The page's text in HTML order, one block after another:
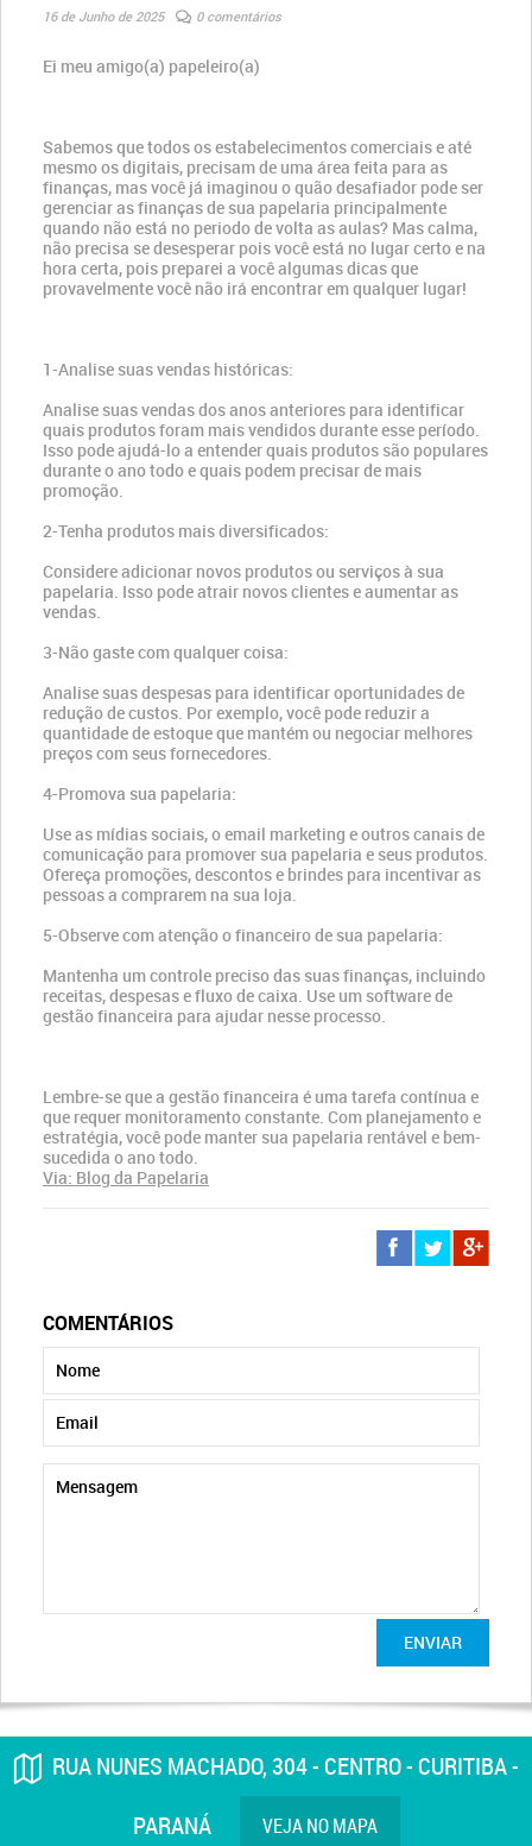
16 de Junho de 2025 0 comentários
Ei meu amigo(a) papeleiro(a)
Sabemos que todos os estabelecimentos comerciais e até
mesmo os digitais, precisam de uma área feita para as
finanças, mas você já imaginou o quão desafiador pode ser
gerenciar as finanças de sua papelaria principalmente
quando não está no periodo de volta as aulas? Mas calma,
não precisa se desesperar pois você está no lugar certo e na
hora certa, pois preparei a você algumas dicas que
provavelmente você não irá encontrar em qualquer lugar!
1-Analise suas vendas históricas:
Analise suas vendas dos anos anteriores para identificar
quais produtos foram mais vendidos durante esse período.
Isso pode ajudá-lo a entender quais produtos são populares
durante o ano todo e quais podem precisar de mais
promoção.
2-Tenha produtos mais diversificados:
Considere adicionar novos produtos ou serviços à sua
papelaria. Isso pode atrair novos clientes e aumentar as
vendas.
3-Não gaste com qualquer coisa:
Analise suas despesas para identificar oportunidades de
redução de custos. Por exemplo, você pode reduzir a
quantidade de estoque que mantém ou negociar melhores
preços com seus fornecedores.
4-Promova sua papelaria:
Use as mídias sociais, o email marketing e outros canais de
comunicação para promover sua papelaria e seus produtos.
Ofereça promoções, descontos e brindes para incentivar as
pessoas a comprarem na sua loja.
5-Observe com atenção o financeiro de sua papelaria:
Mantenha um controle preciso das suas finanças, incluindo
receitas, despesas e fluxo de caixa. Use um software de
gestão financeira para ajudar nesse processo.
Lembre-se que a gestão financeira é uma tarefa contínua e
que requer monitoramento constante. Com planejamento e
estratégia, você pode manter sua papelaria rentável e bem-
sucedida o ano todo.
Via: Blog da Papelaria
COMENTÁRIOS
ENVIAR
RUA NUNES MACHADO, 304 - CENTRO - CURITIBA -
PARANÁ
VEJA NO MAPA